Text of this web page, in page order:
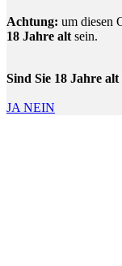
Achtung: um diesen
18 Jahre alt sein.
Sind Sie 18 Jahre
JA NEIN